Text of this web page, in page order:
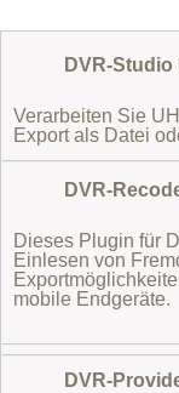
DVR-Studio
Verarbeiten Sie
Export als Datei
DVR-
Dieses Plugin für
Einlesen von
mobile Endgeräte.
DVR-